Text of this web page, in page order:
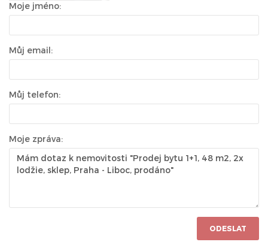
Moje jméno:
Můj email:
Můj telefon:
Moje zpráva:
ODESLAT